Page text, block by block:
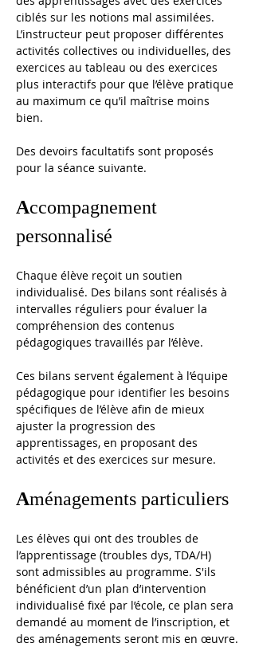
ciblés sur les notions mal assimilées.
L’instructeur peut proposer différentes
activités collectives ou individuelles, des
exercices au tableau ou des exercices
plus interactifs pour que l’élève pratique
au maximum ce qu’il maîtrise moins
bien.
Des devoirs facultatifs sont proposés
pour la séance suivante.
Accompagnement
personnalisé
Chaque élève reçoit un soutien
individualisé. Des bilans sont réalisés à
intervalles réguliers pour évaluer la
compréhension des contenus
pédagogiques travaillés par l’élève.
Ces bilans servent également à l’équipe
pédagogique pour identifier les besoins
spécifiques de l’élève afin de mieux
ajuster la progression des
apprentissages, en proposant des
activités et des exercices sur mesure.
Aménagements particuliers
Les élèves qui ont des troubles de
l’apprentissage (troubles dys, TDA/H)
sont admissibles au programme. S'ils
bénéficient d’un plan d’intervention
individualisé fixé par l’école, ce plan sera
demandé au moment de l’inscription, et
des aménagements seront mis en œuvre.